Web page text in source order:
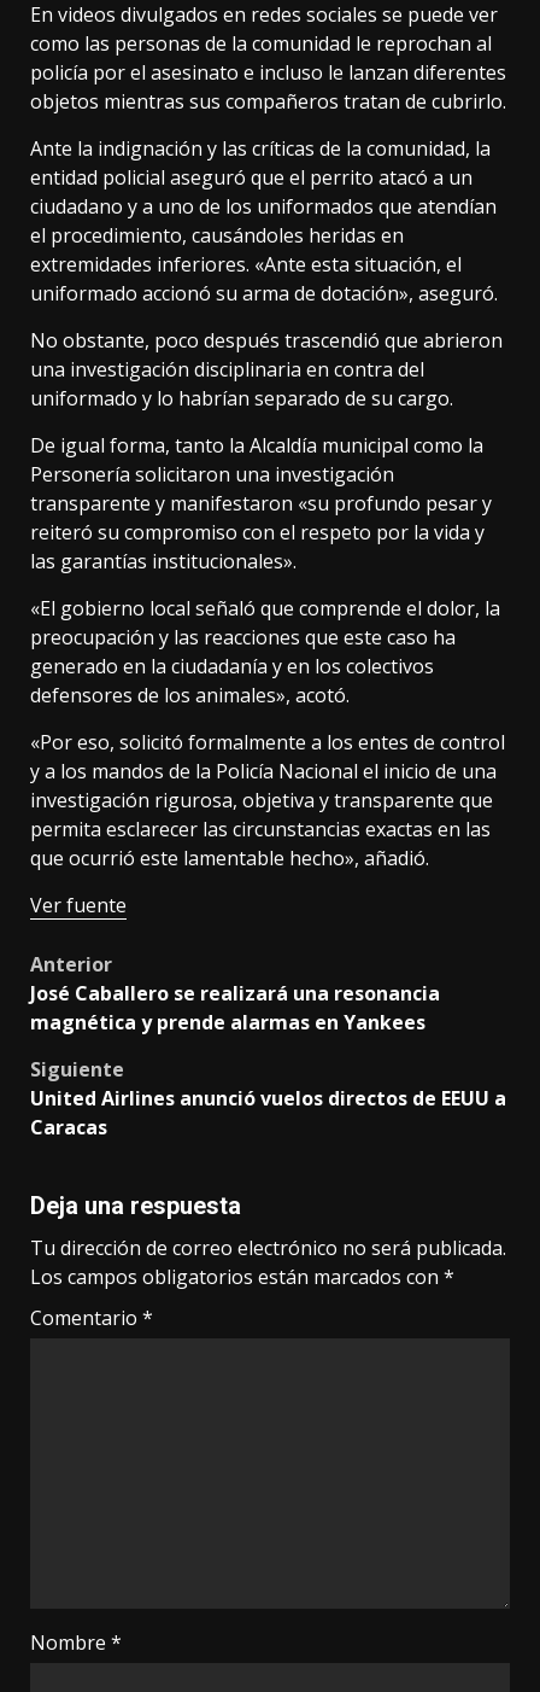
En videos divulgados en redes sociales se puede ver
como las personas de la comunidad le reprochan al
policía por el asesinato e incluso le lanzan diferentes
objetos mientras sus compañeros tratan de cubrirlo.
Ante la indignación y las críticas de la comunidad, la
entidad policial aseguró que el perrito atacó a un
ciudadano y a uno de los uniformados que atendían
el procedimiento, causándoles heridas en
extremidades inferiores. «Ante esta situación, el
uniformado accionó su arma de dotación», aseguró.
No obstante, poco después trascendió que abrieron
una investigación disciplinaria en contra del
uniformado y lo habrían separado de su cargo.
De igual forma, tanto la Alcaldía municipal como la
Personería solicitaron una investigación
transparente y manifestaron «su profundo pesar y
reiteró su compromiso con el respeto por la vida y
las garantías institucionales».
«El gobierno local señaló que comprende el dolor, la
preocupación y las reacciones que este caso ha
generado en la ciudadanía y en los colectivos
defensores de los animales», acotó.
«Por eso, solicitó formalmente a los entes de control
y a los mandos de la Policía Nacional el inicio de una
investigación rigurosa, objetiva y transparente que
permita esclarecer las circunstancias exactas en las
que ocurrió este lamentable hecho», añadió.
Ver fuente
Post
navigation
Anterior
José Caballero se realizará una resonancia
magnética y prende alarmas en Yankees
Siguiente
United Airlines anunció vuelos directos de EEUU a
Caracas
Deja una respuesta
Tu dirección de correo electrónico no será publicada.
Los campos obligatorios están marcados con *
Comentario *
Nombre *